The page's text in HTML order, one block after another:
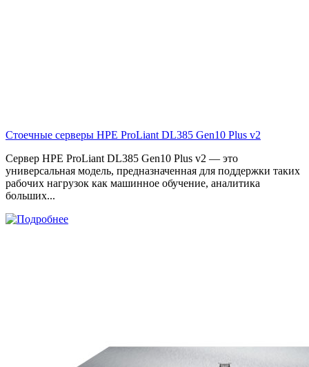
Стоечные серверы HPE ProLiant DL385 Gen10 Plus v2
Сервер HPE ProLiant DL385 Gen10 Plus v2 — это
универсальная модель, предназначенная для поддержки таких
рабочих нагрузок как машинное обучение, аналитика
больших...